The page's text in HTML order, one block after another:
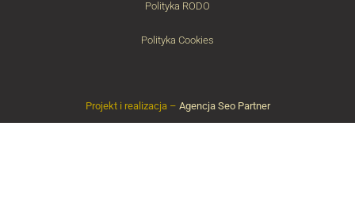
Polityka RODO
Polityka Cookies
Projekt i realizacja – Agencja Seo Partner